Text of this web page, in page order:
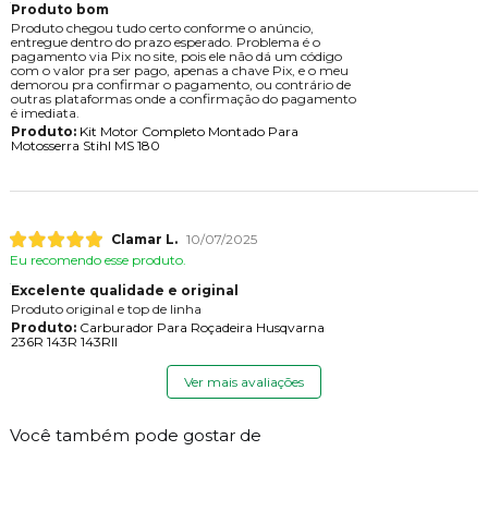
Produto bom
Produto chegou tudo certo conforme o anúncio,
entregue dentro do prazo esperado. Problema é o
pagamento via Pix no site, pois ele não dá um código
com o valor pra ser pago, apenas a chave Pix, e o meu
demorou pra confirmar o pagamento, ou contrário de
outras plataformas onde a confirmação do pagamento
é imediata.
Produto:Kit Motor Completo Montado Para
Motosserra Stihl MS 180
Clamar L. 10/07/2025
Eu recomendo esse produto.
Excelente qualidade e original
Produto original e top de linha
Produto:Carburador Para Roçadeira Husqvarna
236R 143R 143RII
Ver mais avaliações
Você também pode gostar de